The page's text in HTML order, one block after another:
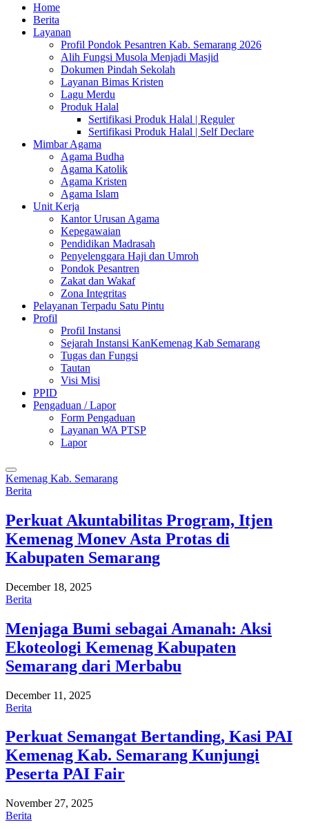
Home
Berita
Layanan
Profil Pondok Pesantren Kab. Semarang 2026
Alih Fungsi Musola Menjadi Masjid
Dokumen Pindah Sekolah
Layanan Bimas Kristen
Lagu Merdu
Produk Halal
Sertifikasi Produk Halal | Reguler
Sertifikasi Produk Halal | Self Declare
Mimbar Agama
Agama Budha
Agama Katolik
Agama Kristen
Agama Islam
Unit Kerja
Kantor Urusan Agama
Kepegawaian
Pendidikan Madrasah
Penyelenggara Haji dan Umroh
Pondok Pesantren
Zakat dan Wakaf
Zona Integritas
Pelayanan Terpadu Satu Pintu
Profil
Profil Instansi
Sejarah Instansi KanKemenag Kab Semarang
Tugas dan Fungsi
Tautan
Visi Misi
PPID
Pengaduan / Lapor
Form Pengaduan
Layanan WA PTSP
Lapor
Kemenag Kab. Semarang
Berita
Perkuat Akuntabilitas Program, Itjen
Kemenag Monev Asta Protas di
Kabupaten Semarang
December 18, 2025
Berita
Menjaga Bumi sebagai Amanah: Aksi
Ekoteologi Kemenag Kabupaten
Semarang dari Merbabu
December 11, 2025
Berita
Perkuat Semangat Bertanding, Kasi PAI
Kemenag Kab. Semarang Kunjungi
Peserta PAI Fair
November 27, 2025
Berita